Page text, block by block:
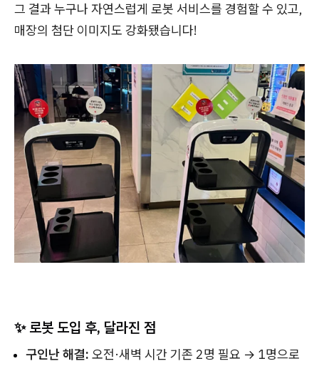
그 결과 누구나 자연스럽게 로봇 서비스를 경험할 수 있고,
매장의 첨단 이미지도 강화됐습니다!
✨로봇 도입 후, 달라진 점
구인난 해결: 오전·새벽 시간 기존 2명 필요 → 1명으로